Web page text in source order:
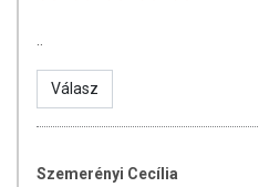
Válasz
Szemerényi Cecília